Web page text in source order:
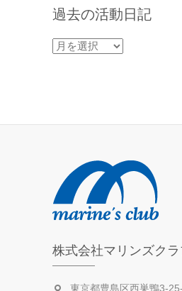
過去の活動日記
過
日
株式会社マリンズクラ
東京都豊島区西巣鴨